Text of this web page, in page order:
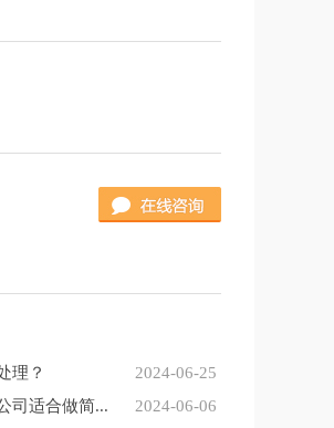
2024-06-25
理？
2024-06-06
司适合做简...